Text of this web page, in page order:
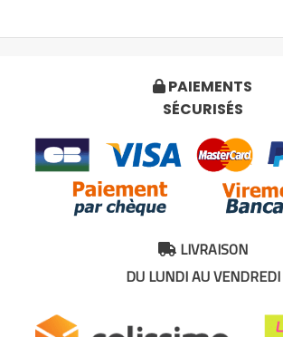
 PAIEMENTS
SÉCURISÉS
LIVRAISON
DU LUNDI AU VENDREDI